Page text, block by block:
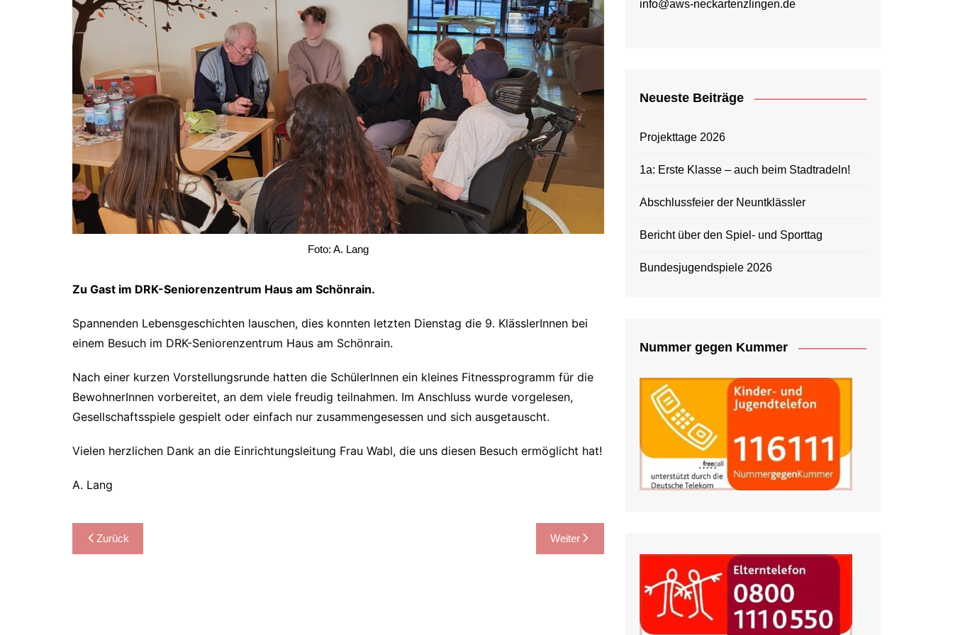
Prüfungstermine
Ganztagesschule
Schulsozialarbeit
Foto: A. Lang
Zu Gast im DRK-Seniorenzentrum Haus am Schönrain.
Spannenden Lebensgeschichten lauschen, dies konnten letzten Dienstag die 9. KlässlerInnen bei
einem Besuch im DRK-Seniorenzentrum Haus am Schönrain.
Nach einer kurzen Vorstellungsrunde hatten die SchülerInnen ein kleines Fitnessprogramm für die
BewohnerInnen vorbereitet, an dem viele freudig teilnahmen. Im Anschluss wurde vorgelesen,
Gesellschaftsspiele gespielt oder einfach nur zusammengesessen und sich ausgetauscht.
Vielen herzlichen Dank an die Einrichtungsleitung Frau Wabl, die uns diesen Besuch ermöglicht hat!
A. Lang
Beitragsnavigation
Zurück Weiter
info@aws-neckartenzlingen.de
Neueste Beiträge
Projekttage 2026
1a: Erste Klasse – auch beim Stadtradeln!
Abschlussfeier der Neuntklässler
Bericht über den Spiel- und Sporttag
Bundesjugendspiele 2026
Nummer gegen Kummer